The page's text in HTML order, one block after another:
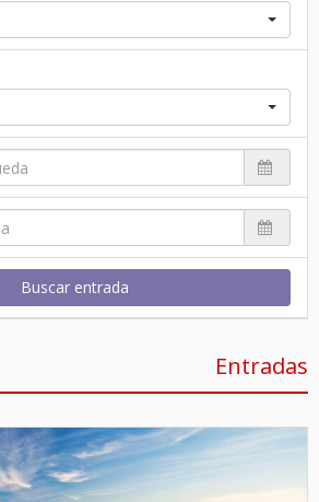
Buscar entrada
Entradas